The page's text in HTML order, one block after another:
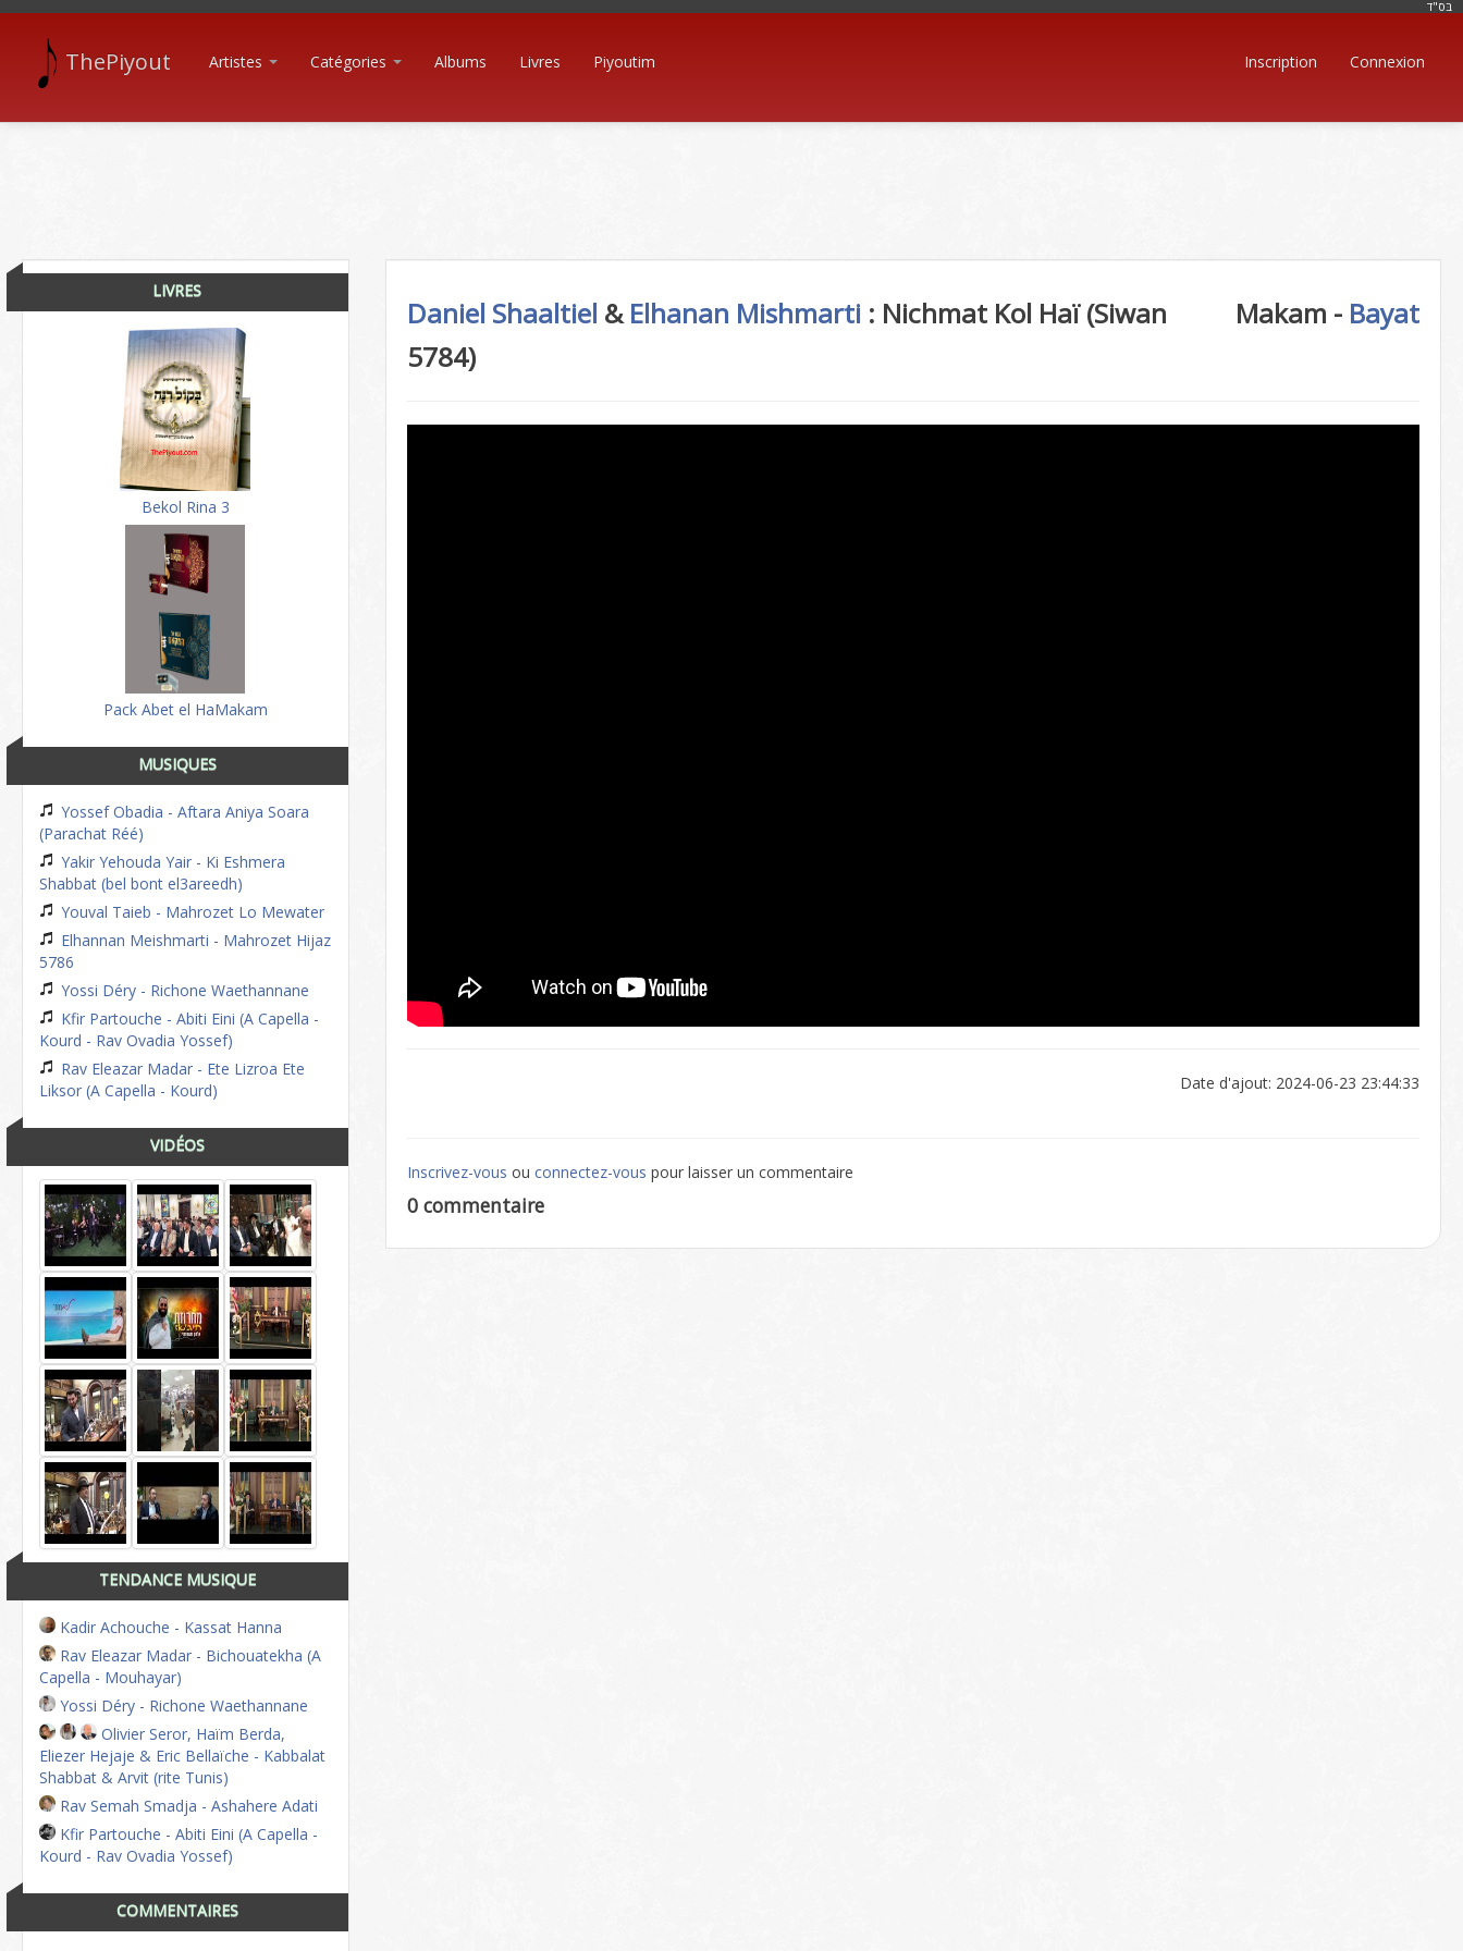
בּס"ד
ThePiyout Artistes Catégories Albums Livres Piyoutim Inscription Connexion
LIVRES
Bekol Rina 3
Pack Abet el HaMakam
MUSIQUES
Yossef Obadia - Aftara Aniya Soara
(Parachat Réé)
Yakir Yehouda Yair - Ki Eshmera
Shabbat (bel bont el3areedh)
Youval Taieb - Mahrozet Lo Mewater
Elhannan Meishmarti - Mahrozet Hijaz
5786
Yossi Déry - Richone Waethannane
Kfir Partouche - Abiti Eini (A Capella -
Kourd - Rav Ovadia Yossef)
Rav Eleazar Madar - Ete Lizroa Ete
Liksor (A Capella - Kourd)
VIDÉOS
TENDANCE MUSIQUE
Kadir Achouche - Kassat Hanna
Rav Eleazar Madar - Bichouatekha (A
Capella - Mouhayar)
Yossi Déry - Richone Waethannane
Olivier Seror, Haïm Berda,
Eliezer Hejaje & Eric Bellaïche - Kabbalat
Shabbat & Arvit (rite Tunis)
Rav Semah Smadja - Ashahere Adati
Kfir Partouche - Abiti Eini (A Capella -
Kourd - Rav Ovadia Yossef)
COMMENTAIRES
Daniel Shaaltiel &Elhanan Mishmarti : Makam - Bayat
Nichmat Kol Haï (Siwan
5784)
Date d'ajout: 2024-06-23 23:44:33
Inscrivez-vous ouconnectez-vous pour laisser un commentaire
0 commentaire